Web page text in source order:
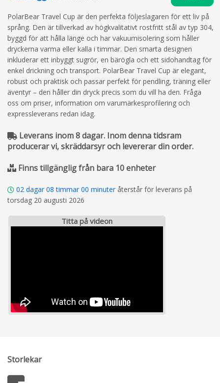
PolarBear Travel Cup är den perfekta följeslagaren för ett liv på
språng. Den är tillverkad av högkvalitativt rostfritt stål av typ 304,
byggd för att hålla länge och har vakuumisolering som håller
dryckerna varma eller kalla i timmar. Den smarta designen
inkluderar ett inbyggt sugrör, en bärögla och ett sidohandtag för
enkel drickning och transport. PolarBear Travel Cup är elegant,
robust och praktisk och passar perfekt för pendling, träning eller
äventyr – den håller din dryck precis som du vill ha den. Fråga
oss om priser, information om varumärkesprofilering och
expressleverans redan idag.
Leverans inom 8 dagar. Inom denna tidsram
producerar vi, skräddarsyr och levererar din order.
Finns tillgänglig från bara 10 enheter
02 dagar 08 timmar 00 minuter återstår för leverans på
torsdag 20 augusti 2026
Titta på videon
Storlekar